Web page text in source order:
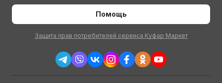
Помощь
Защита прав потребителей сервиса Куфар Маркет